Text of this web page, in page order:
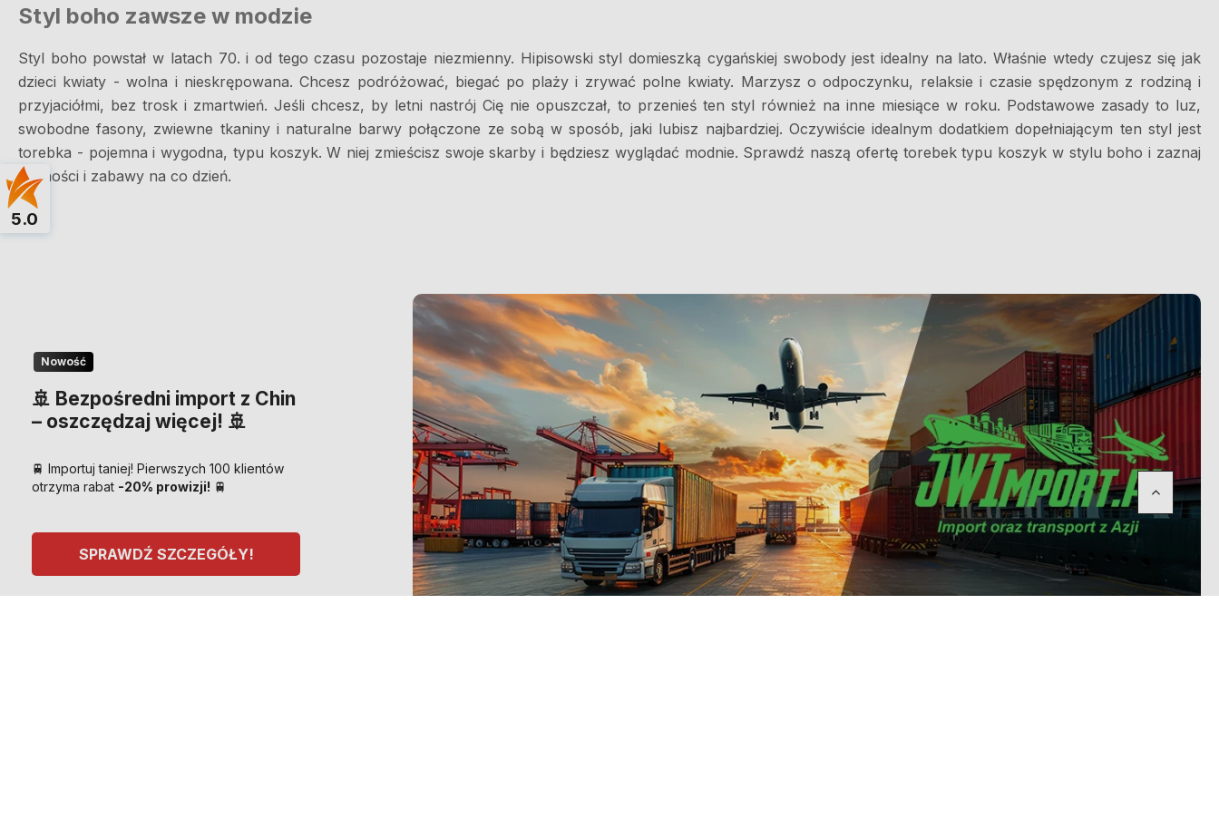
Styl boho zawsze w modzie
Styl boho powstał w latach 70. i od tego czasu pozostaje niezmienny. Hipisowski styl domieszką cygańskiej swobody jest idealny na lato. Właśnie wtedy czujesz się jak
dzieci kwiaty - wolna i nieskrępowana. Chcesz podróżować, biegać po plaży i zrywać polne kwiaty. Marzysz o odpoczynku, relaksie i czasie spędzonym z rodziną i
przyjaciółmi, bez trosk i zmartwień. Jeśli chcesz, by letni nastrój Cię nie opuszczał, to przenieś ten styl również na inne miesiące w roku. Podstawowe zasady to luz,
swobodne fasony, zwiewne tkaniny i naturalne barwy połączone ze sobą w sposób, jaki lubisz najbardziej. Oczywiście idealnym dodatkiem dopełniającym ten styl jest
torebka - pojemna i wygodna, typu koszyk. W niej zmieścisz swoje skarby i będziesz wyglądać modnie. Sprawdź naszą ofertę torebek typu koszyk w stylu boho i zaznaj
wolności i zabawy na co dzień.
Nowość
🚢 Bezpośredni import z Chin
– oszczędzaj więcej! 🚢
🚆 Importuj taniej! Pierwszych 100 klientów
otrzyma rabat -20% prowizji! 🚆
SPRAWDŹ SZCZEGÓŁY!
5.0